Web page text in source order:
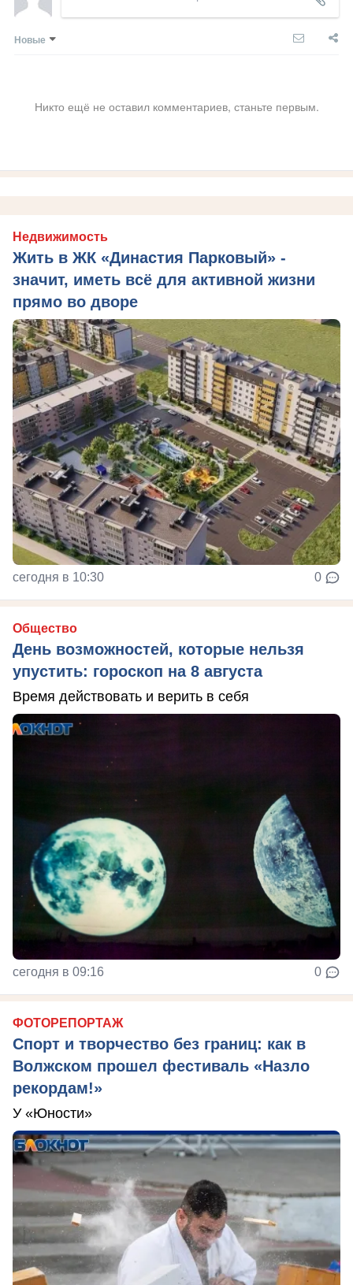
Новые
Никто ещё не оставил комментариев, станьте первым.
Недвижимость
Жить в ЖК «Династия Парковый» -
значит, иметь всё для активной жизни
прямо во дворе
сегодня в 10:30 0
Общество
День возможностей, которые нельзя
упустить: гороскоп на 8 августа
Время действовать и верить в себя
сегодня в 09:16 0
ФОТОРЕПОРТАЖ
Спорт и творчество без границ: как в
Волжском прошел фестиваль «Назло
рекордам!»
У «Юности»